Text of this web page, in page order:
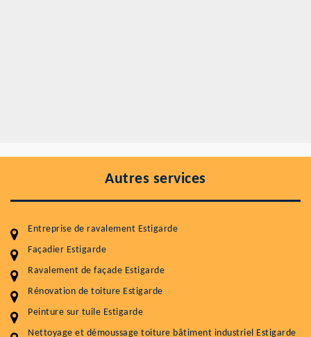
Autres services
Entreprise de ravalement Estigarde
Façadier Estigarde
Ravalement de façade Estigarde
Rénovation de toiture Estigarde
Peinture sur tuile Estigarde
Nettoyage et démoussage toiture bâtiment industriel Estigarde
Entretenir votre toiture, c'est préserver sa
durabilité
Plus de 15 ans d'expérience en couverture et facade